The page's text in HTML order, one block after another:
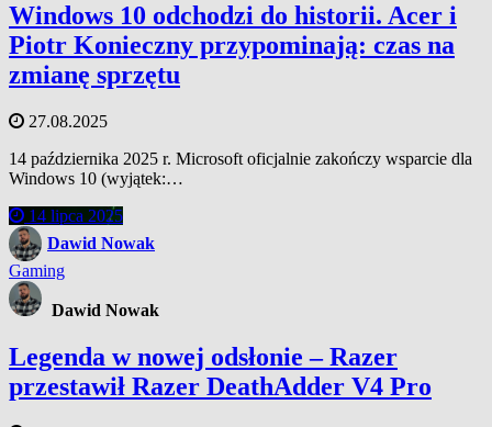
Windows 10 odchodzi do historii. Acer i
Piotr Konieczny przypominają: czas na
zmianę sprzętu
27.08.2025
14 października 2025 r. Microsoft oficjalnie zakończy wsparcie dla
Windows 10 (wyjątek:…
14 lipca 2025
Dawid Nowak
Gaming
Dawid Nowak
Legenda w nowej odsłonie – Razer
przestawił Razer DeathAdder V4 Pro